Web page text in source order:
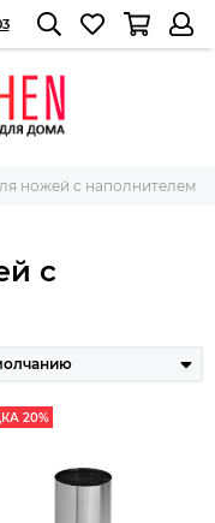
ножей с наполнителем
с
20%